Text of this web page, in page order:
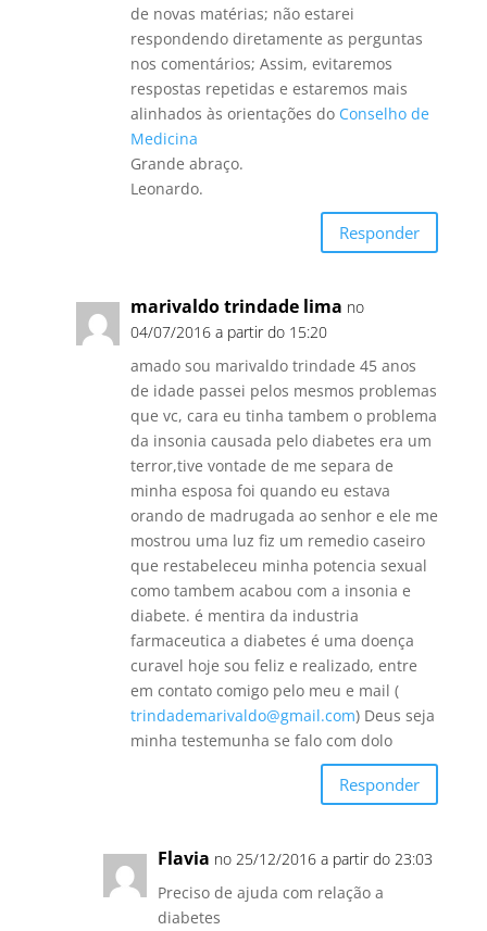
de novas matérias; não estarei
respondendo diretamente as perguntas
nos comentários; Assim, evitaremos
respostas repetidas e estaremos mais
alinhados às orientações do Conselho de
Medicina
Grande abraço.
Leonardo.
Responder
marivaldo trindade lima no
04/07/2016 a partir do 15:20
amado sou marivaldo trindade 45 anos
de idade passei pelos mesmos problemas
que vc, cara eu tinha tambem o problema
da insonia causada pelo diabetes era um
terror,tive vontade de me separa de
minha esposa foi quando eu estava
orando de madrugada ao senhor e ele me
mostrou uma luz fiz um remedio caseiro
que restabeleceu minha potencia sexual
como tambem acabou com a insonia e
diabete. é mentira da industria
farmaceutica a diabetes é uma doença
curavel hoje sou feliz e realizado, entre
em contato comigo pelo meu e mail (
trindademarivaldo@gmail.com) Deus seja
minha testemunha se falo com dolo
Responder
Flavia no 25/12/2016 a partir do 23:03
Preciso de ajuda com relação a
diabetes